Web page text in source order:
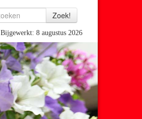
Bijgewerkt: 8 augustus 2026